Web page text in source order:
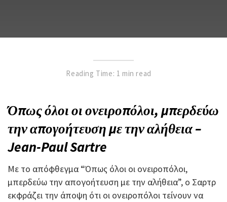
Reading Time: 1 min read
Όπως όλοι οι ονειροπόλοι, μπερδεύω
την απογοήτευση με την αλήθεια –
Jean-Paul Sartre
Με το απόφθεγμα “Όπως όλοι οι ονειροπόλοι,
μπερδεύω την απογοήτευση με την αλήθεια”, ο Σαρτρ
εκφράζει την άποψη ότι οι ονειροπόλοι τείνουν να